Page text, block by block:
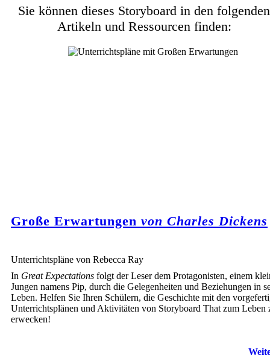
Sie können dieses Storyboard in den folgenden
Artikeln und Ressourcen finden:
Große Erwartungen von Charles Dickens
Unterrichtspläne von Rebecca Ray
In Great Expectations folgt der Leser dem Protagonisten, einem
Jungen namens Pip, durch die Gelegenheiten und Beziehungen in
Leben. Helfen Sie Ihren Schülern, die Geschichte mit den
Unterrichtsplänen und Aktivitäten von Storyboard That zum Leben
erwecken!